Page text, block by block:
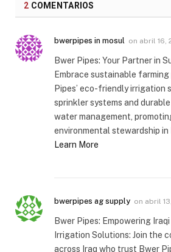
2 COMENTARIOS
bwerpipes in mosul on abril 16,
Bwer Pipes: Your Partner in
Embrace sustainable
Pipes’ eco-friendly irrigation
sprinkler systems and
water management,
environmental stewardship
Learn More
bwerpipes ag supply on abril
Bwer Pipes: Empowering
Irrigation Solutions: Join the
across Iraq who trust Bwer